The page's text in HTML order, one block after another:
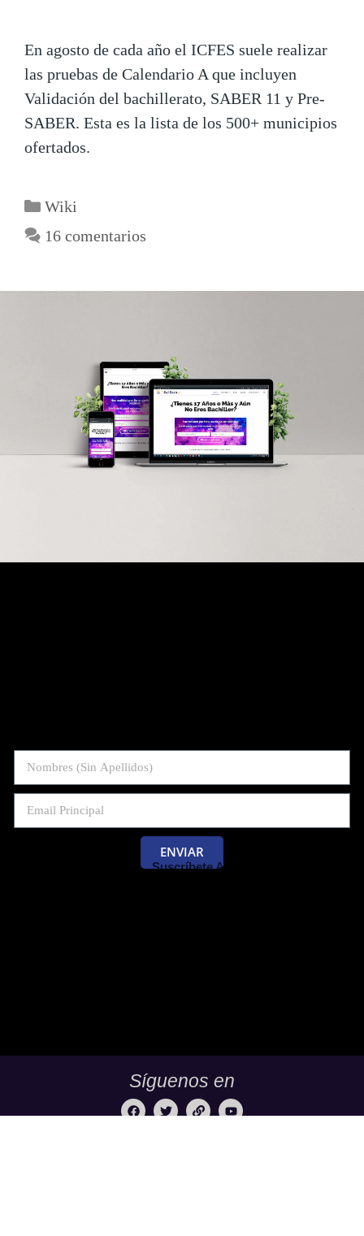
En agosto de cada año el ICFES suele realizar
las pruebas de Calendario A que incluyen
Validación del bachillerato, SABER 11 y Pre-
SABER. Esta es la lista de los 500+ municipios
ofertados.
Wiki
16 comentarios
ENVIAR
Suscríbete Al Blog De Las Pruebas
Síguenos en